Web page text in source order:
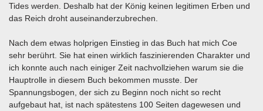
Tides werden. Deshalb hat der König keinen legitimen Erben und
das Reich droht auseinanderzubrechen.
Nach dem etwas holprigen Einstieg in das Buch hat mich Coe
sehr berührt. Sie hat einen wirklich faszinierenden Charakter und
ich konnte auch nach einiger Zeit nachvollziehen warum sie die
Hauptrolle in diesem Buch bekommen musste. Der
Spannungsbogen, der sich zu Beginn noch nicht so recht
aufgebaut hat, ist nach spätestens 100 Seiten dagewesen und